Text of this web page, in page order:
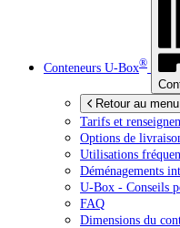
Conteneurs U-Box®
Retour au
Tarifs et
Options de
Utilisations
Déménagements
U-Box - Conseils
FAQ
Dimensions du